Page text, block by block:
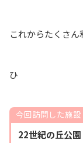
これからたくさん
ひ
今回訪問した施設
22世紀の丘公園